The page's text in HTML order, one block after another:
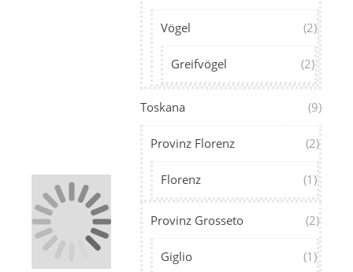
Vögel (2)
Greifvögel (2)
Toskana (9)
Provinz Florenz (2)
Florenz (1)
Provinz Grosseto (2)
Giglio (1)